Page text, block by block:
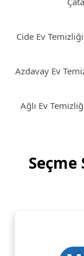
Cide Ev
Azdavay Ev
Ağlı Ev
Seçme